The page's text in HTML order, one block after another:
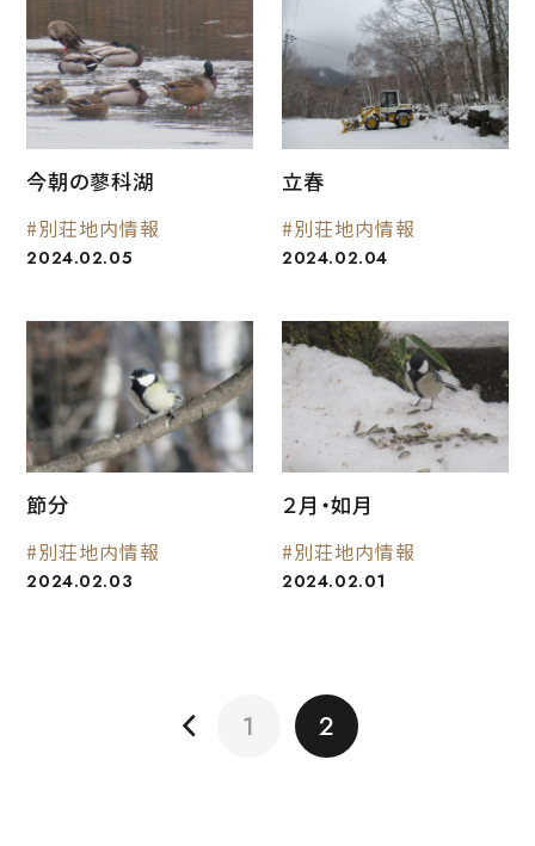
今朝の蓼科湖
#別荘地内情報
2024.02.05
立春
#別荘地内情報
2024.02.04
節分
#別荘地内情報
2024.02.03
２月・如月
#別荘地内情報
2024.02.01
1 2